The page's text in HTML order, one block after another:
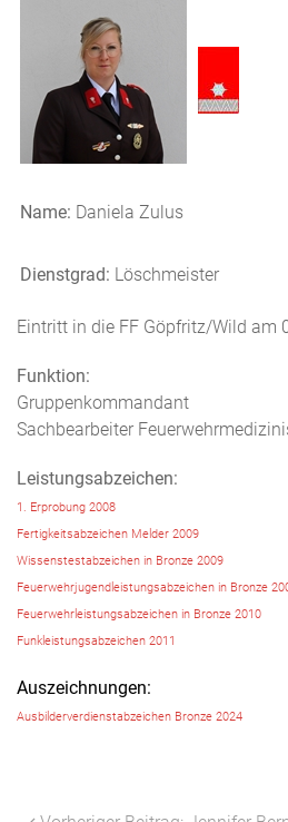
Name: Daniela Zulus
Dienstgrad: Löschmeister
Eintritt in die FF Göpfritz/Wild am
Funktion:
Gruppenkommandant
Sachbearbeiter
Leistungsabzeichen:
1. Erprobung 2008
Fertigkeitsabzeichen Melder 2009
Wissenstestabzeichen in Bronze 2009
Feuerwehrjugendleistungsabzeichen in Bronze
Feuerwehrleistungsabzeichen in Bronze 2010
Funkleistungsabzeichen 2011
Auszeichnungen:
Ausbilderverdienstabzeichen Bronze 2024